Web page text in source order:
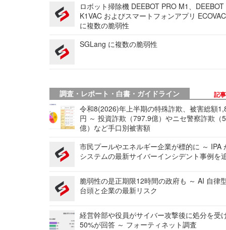
ロボット掃除機 DEEBOT PRO M1、
K1VAC およびスマートフォンアプリ
に複数の脆弱性
SGLang に複数の脆弱性
調査・レポート・白書・ガイドライン 記
令和8(2026)年上半期の特殊詐欺、被害総額
円 ～ 投資詐欺（797.9億）やニセ警察詐欺（
億）など手口別被害額
市民プールやエネルギー企業が標的に ～ IPA
システムの最新サイバーインシデント事例を
脆弱性の是正期限12時間の政府も ～ AI 自律
台頭と企業の最新リスク
経営幹部や役員がサイバー攻撃後に処分を受
50%が回答 ～ フォーティネット調査